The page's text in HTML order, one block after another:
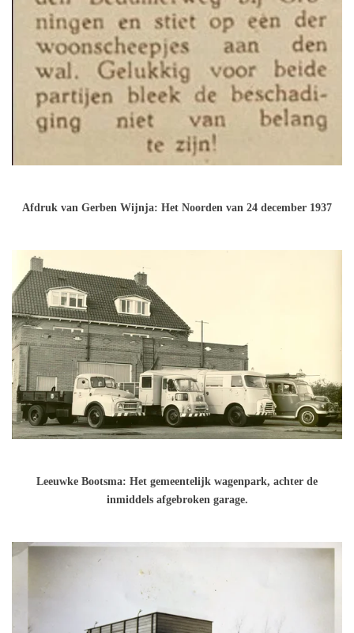
Afdruk van Gerben Wijnja: Het Noorden van 24 december 1937
Leeuwke Bootsma: Het gemeentelijk wagenpark, achter de
inmiddels afgebroken garage.